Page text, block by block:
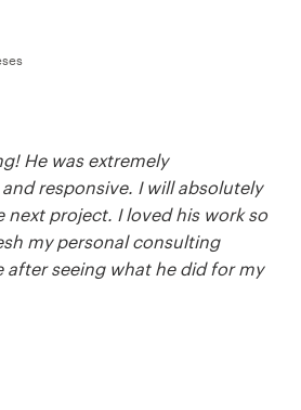
He was extremely
responsive. I will absolutely
project. I loved his work so
my personal consulting
after seeing what he did for my